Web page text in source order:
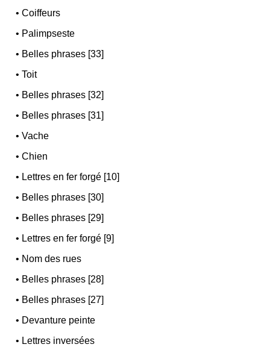
•Coiffeurs
• Palimpseste
• Belles phrases [33]
•Toit
• Belles phrases [32]
• Belles phrases [31]
•Vache
•Chien
• Lettres en fer forgé [10]
• Belles phrases [30]
• Belles phrases [29]
• Lettres en fer forgé [9]
• Nom des rues
• Belles phrases [28]
• Belles phrases [27]
• Devanture peinte
• Lettres inversées